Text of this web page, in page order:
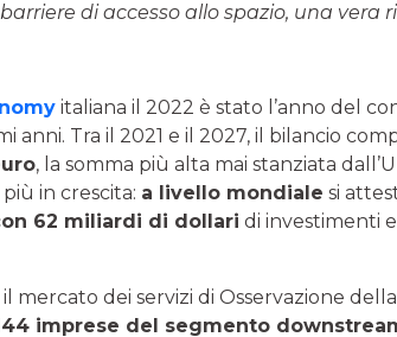
di accesso allo spazio, una vera
italiana il 2022 è stato l’anno del
anni. Tra il 2021 e il 2027, il bilancio
, la somma più alta mai stanziata
in crescita: a livello mondiale si
62 miliardi di dollari di investimenti
mercato dei servizi di Osservazione
imprese del segmento